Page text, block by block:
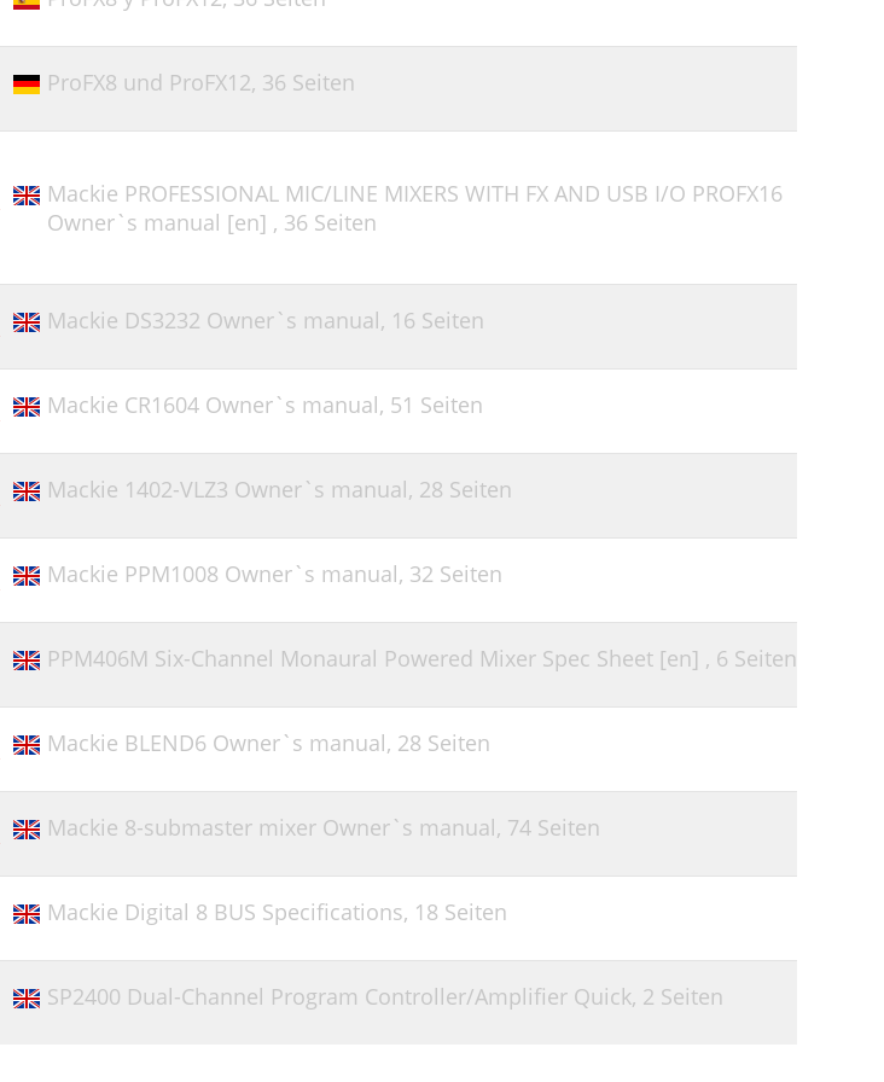
ProFX8 und ProFX12, 36 Seiten
Mackie PROFESSIONAL MIC/LINE MIXERS WITH FX AND USB I/O PROFX16
Owner`s manual [en] , 36 Seiten
Mackie DS3232 Owner`s manual, 16 Seiten
Mackie CR1604 Owner`s manual, 51 Seiten
Mackie 1402-VLZ3 Owner`s manual, 28 Seiten
Mackie PPM1008 Owner`s manual, 32 Seiten
PPM406M Six-Channel Monaural Powered Mixer Spec Sheet [en] , 6 Seiten
Mackie BLEND6 Owner`s manual, 28 Seiten
Mackie 8-submaster mixer Owner`s manual, 74 Seiten
Mackie Digital 8 BUS Specifications, 18 Seiten
SP2400 Dual-Channel Program Controller/Amplifier Quick, 2 Seiten